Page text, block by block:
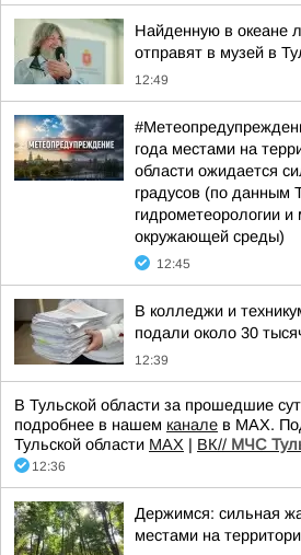
Найденную в океане
отправят в музей в
12:49
года местами на
области ожидается
градусов (по данным
гидрометеорологии и
окружающей среды)
12:45
В колледжи и
подали около 30
12:39
В Тульской области за прошедшие
подробнее в нашем канале в МАХ.
Тульской области MAX | ВК// МЧС
12:36
Держимся: сильная
местами на